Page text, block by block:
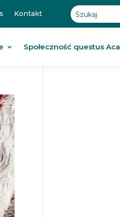
Kontakt
Społeczność questus